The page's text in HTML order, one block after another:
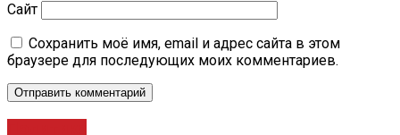
Сайт
Сохранить моё имя, email и адрес сайта в этом
браузере для последующих моих комментариев.